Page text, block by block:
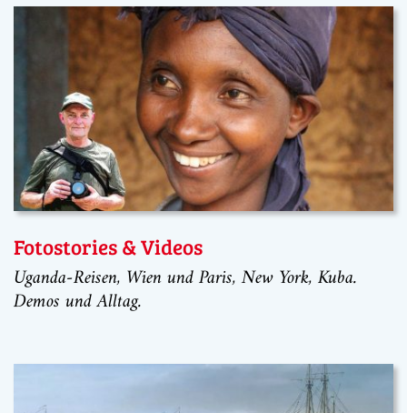
Fotostories & Videos
Uganda-Reisen, Wien und Paris, New York, Kuba.
Demos und Alltag.